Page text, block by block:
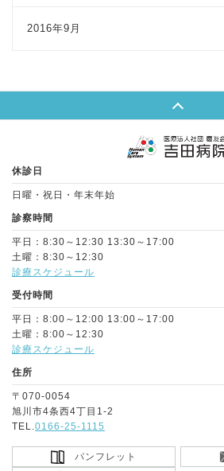
2016年9月
休診日
日曜・祝日・年末年始
診察時間
平日：8:30～12:30 13:30～17:00
土曜：8:30～12:30
診療スケジュール
受付時間
平日：8:00～12:00 13:00～17:00
土曜：8:00～12:30
診療スケジュール
住所
〒070-0054
旭川市4条西4丁目1-2
TEL.0166-25-1115
パンフレット